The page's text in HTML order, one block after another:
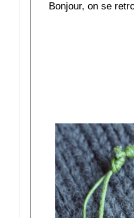
Bonjour, on se